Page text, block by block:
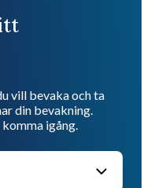
vill bevaka och ta
din bevakning.
igång.